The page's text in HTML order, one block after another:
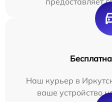
Наш курьер в
ваше устройство